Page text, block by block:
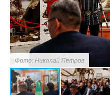
Фото: Николай Петров